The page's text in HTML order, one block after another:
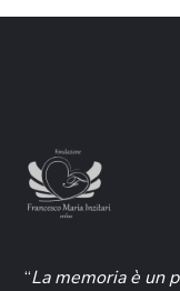
“La memoria è un